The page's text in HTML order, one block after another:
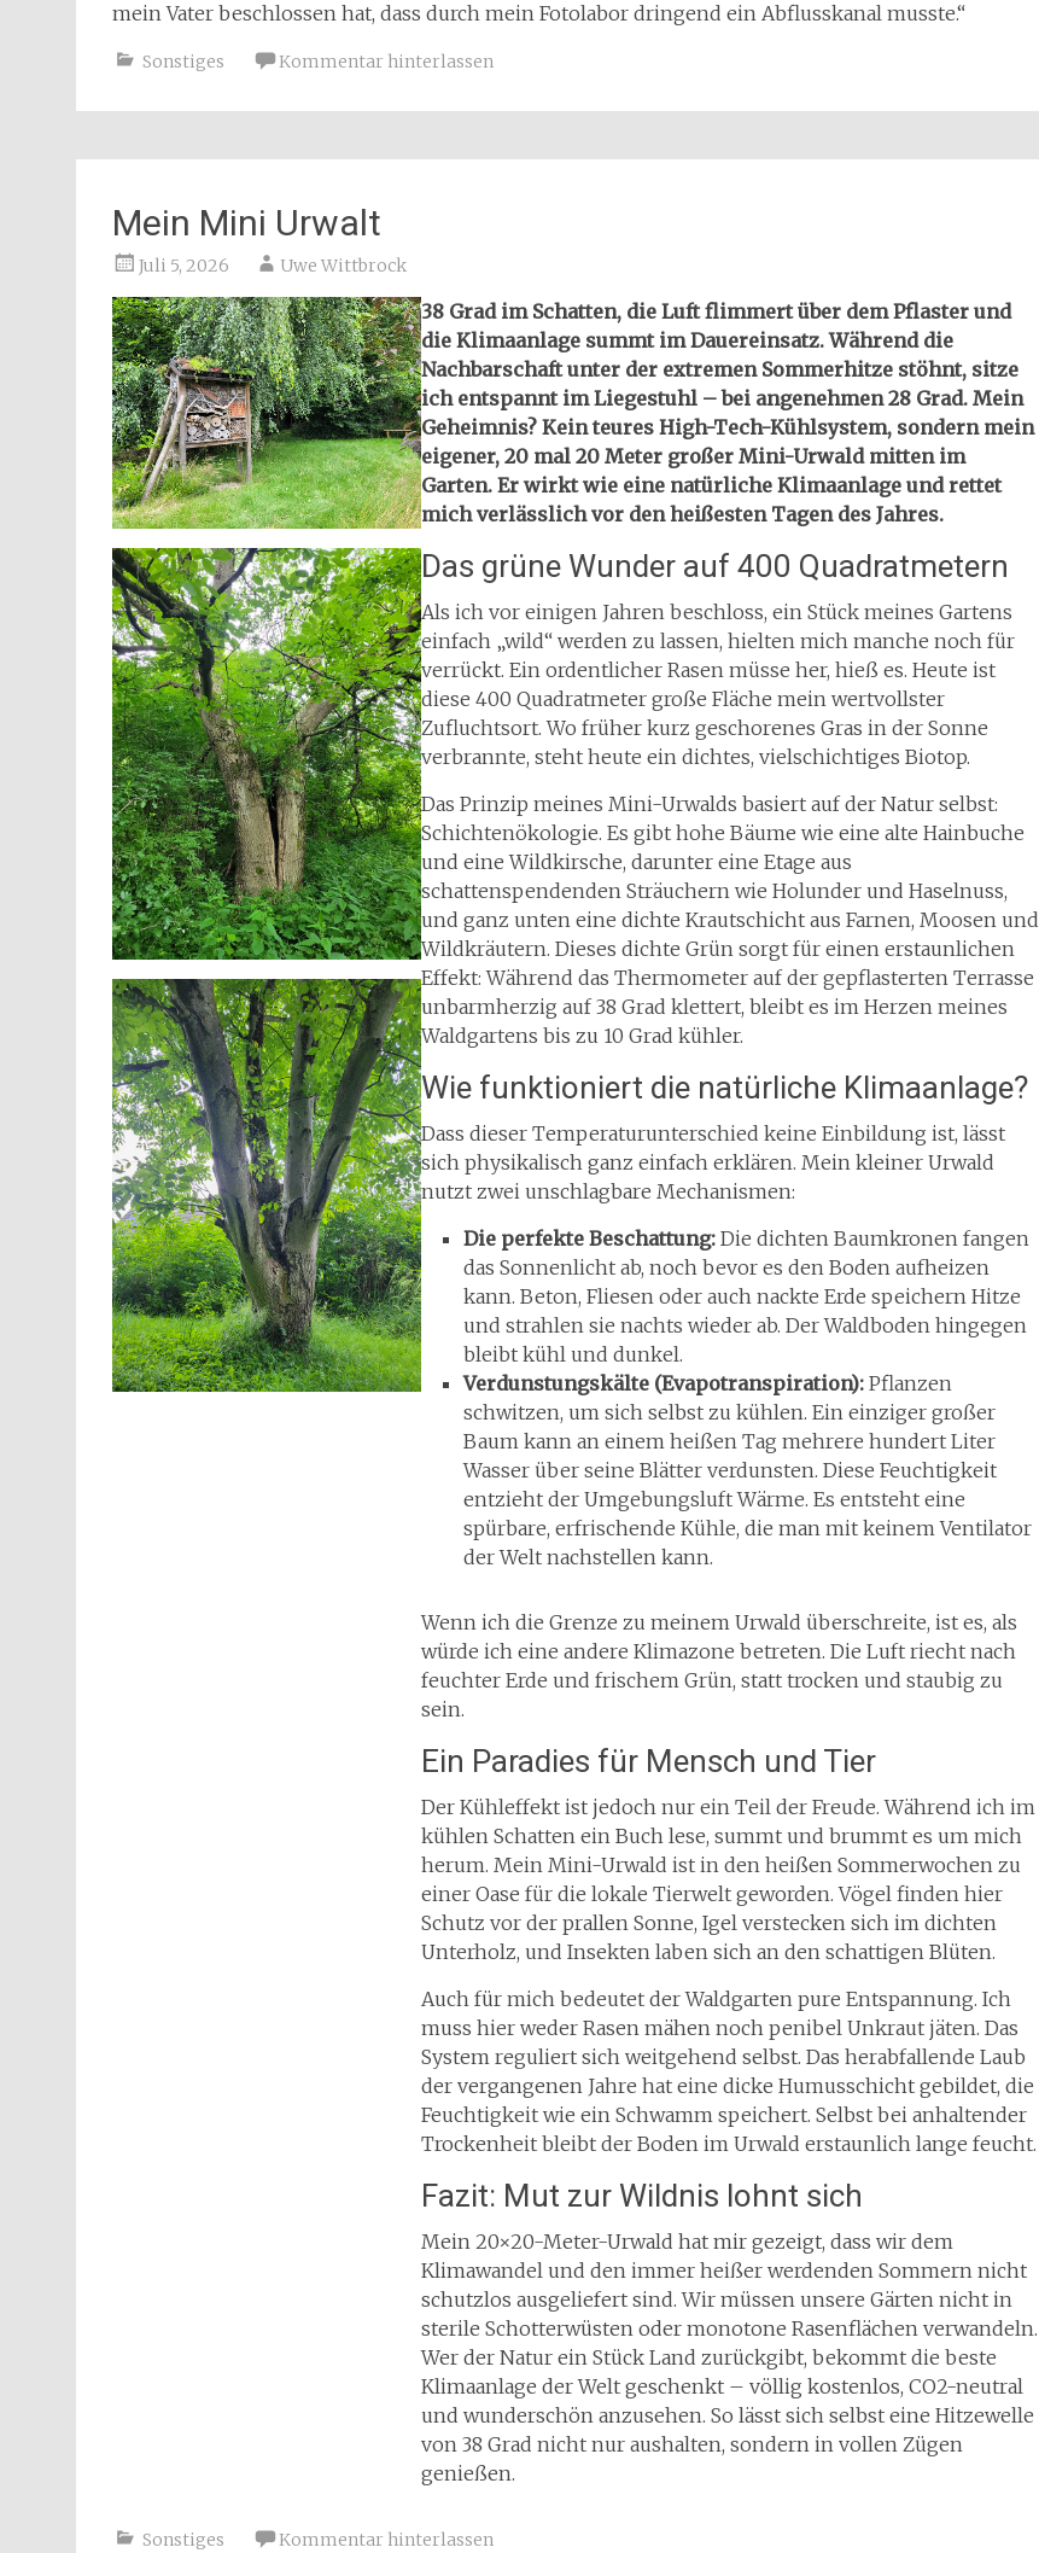
mein Vater beschlossen hat, dass durch mein Fotolabor dringend ein Abflusskanal musste.“
Sonstiges Kommentar hinterlassen
Mein Mini Urwalt
Juli 5, 2026 Uwe Wittbrock
38 Grad im Schatten, die Luft flimmert über dem Pflaster und
die Klimaanlage summt im Dauereinsatz. Während die
Nachbarschaft unter der extremen Sommerhitze stöhnt, sitze
ich entspannt im Liegestuhl – bei angenehmen 28 Grad. Mein
Geheimnis? Kein teures High-Tech-Kühlsystem, sondern mein
eigener, 20 mal 20 Meter großer Mini-Urwald mitten im
Garten. Er wirkt wie eine natürliche Klimaanlage und rettet
mich verlässlich vor den heißesten Tagen des Jahres.
Das grüne Wunder auf 400 Quadratmetern
Als ich vor einigen Jahren beschloss, ein Stück meines Gartens
einfach „wild“ werden zu lassen, hielten mich manche noch für
verrückt. Ein ordentlicher Rasen müsse her, hieß es. Heute ist
diese 400 Quadratmeter große Fläche mein wertvollster
Zufluchtsort. Wo früher kurz geschorenes Gras in der Sonne
verbrannte, steht heute ein dichtes, vielschichtiges Biotop.
Das Prinzip meines Mini-Urwalds basiert auf der Natur selbst:
Schichtenökologie. Es gibt hohe Bäume wie eine alte Hainbuche
und eine Wildkirsche, darunter eine Etage aus
schattenspendenden Sträuchern wie Holunder und Haselnuss,
und ganz unten eine dichte Krautschicht aus Farnen, Moosen und
Wildkräutern. Dieses dichte Grün sorgt für einen erstaunlichen
Effekt: Während das Thermometer auf der gepflasterten Terrasse
unbarmherzig auf 38 Grad klettert, bleibt es im Herzen meines
Waldgartens bis zu 10 Grad kühler.
Wie funktioniert die natürliche Klimaanlage?
Dass dieser Temperaturunterschied keine Einbildung ist, lässt
sich physikalisch ganz einfach erklären. Mein kleiner Urwald
nutzt zwei unschlagbare Mechanismen:
Die perfekte Beschattung: Die dichten Baumkronen fangen
das Sonnenlicht ab, noch bevor es den Boden aufheizen
kann. Beton, Fliesen oder auch nackte Erde speichern Hitze
und strahlen sie nachts wieder ab. Der Waldboden hingegen
bleibt kühl und dunkel.
Verdunstungskälte (Evapotranspiration): Pflanzen
schwitzen, um sich selbst zu kühlen. Ein einziger großer
Baum kann an einem heißen Tag mehrere hundert Liter
Wasser über seine Blätter verdunsten. Diese Feuchtigkeit
entzieht der Umgebungsluft Wärme. Es entsteht eine
spürbare, erfrischende Kühle, die man mit keinem Ventilator
der Welt nachstellen kann.
Wenn ich die Grenze zu meinem Urwald überschreite, ist es, als
würde ich eine andere Klimazone betreten. Die Luft riecht nach
feuchter Erde und frischem Grün, statt trocken und staubig zu
sein.
Ein Paradies für Mensch und Tier
Der Kühleffekt ist jedoch nur ein Teil der Freude. Während ich im
kühlen Schatten ein Buch lese, summt und brummt es um mich
herum. Mein Mini-Urwald ist in den heißen Sommerwochen zu
einer Oase für die lokale Tierwelt geworden. Vögel finden hier
Schutz vor der prallen Sonne, Igel verstecken sich im dichten
Unterholz, und Insekten laben sich an den schattigen Blüten.
Auch für mich bedeutet der Waldgarten pure Entspannung. Ich
muss hier weder Rasen mähen noch penibel Unkraut jäten. Das
System reguliert sich weitgehend selbst. Das herabfallende Laub
der vergangenen Jahre hat eine dicke Humusschicht gebildet, die
Feuchtigkeit wie ein Schwamm speichert. Selbst bei anhaltender
Trockenheit bleibt der Boden im Urwald erstaunlich lange feucht.
Fazit: Mut zur Wildnis lohnt sich
Mein 20×20-Meter-Urwald hat mir gezeigt, dass wir dem
Klimawandel und den immer heißer werdenden Sommern nicht
schutzlos ausgeliefert sind. Wir müssen unsere Gärten nicht in
sterile Schotterwüsten oder monotone Rasenflächen verwandeln.
Wer der Natur ein Stück Land zurückgibt, bekommt die beste
Klimaanlage der Welt geschenkt – völlig kostenlos, CO2-neutral
und wunderschön anzusehen. So lässt sich selbst eine Hitzewelle
von 38 Grad nicht nur aushalten, sondern in vollen Zügen
genießen.
Sonstiges Kommentar hinterlassen